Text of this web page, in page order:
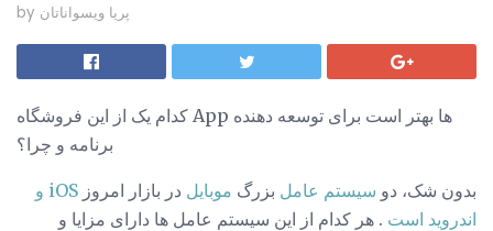
by پریا ویسواناتان
کدام یک از این فروشگاه App ها بهتر است برای توسعه دهنده
برنامه و چرا؟
بدون شک، دو سیستم عامل بزرگ موبایل در بازار امروز
iOS و
اندروید است . هر کدام از این سیستم عامل ها دارای مزایا و